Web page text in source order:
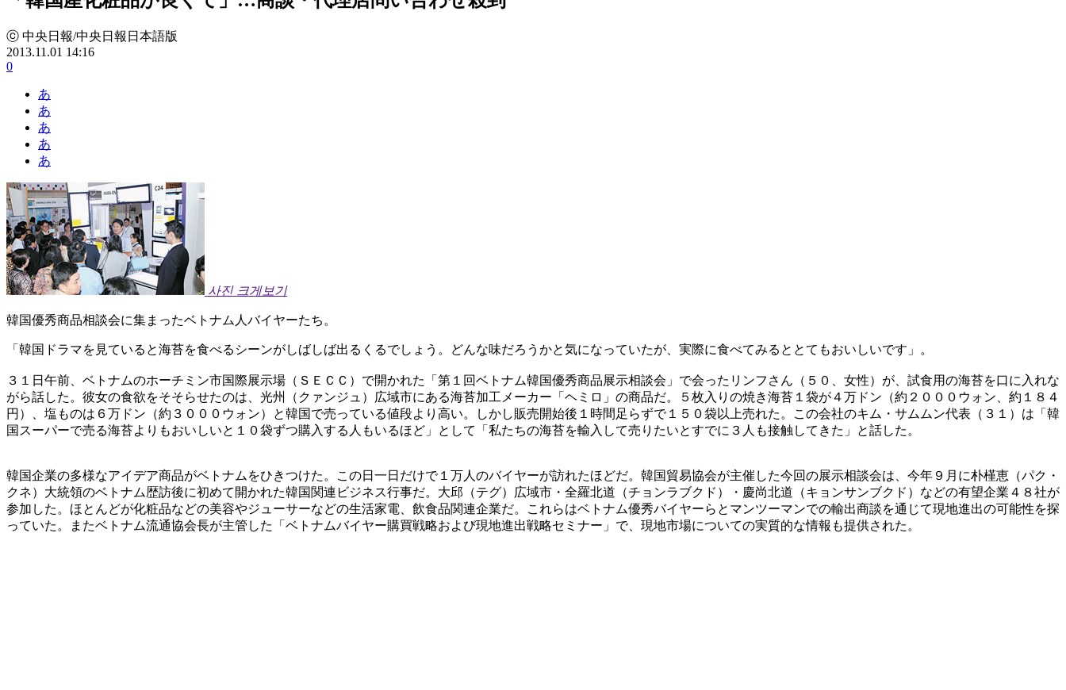
ⓒ 中央日報/中央日報日本語版
2013.11.01 14:16
0
あ
あ
あ
あ
あ
사진 크게보기
韓国優秀商品相談会に集まったベトナム人バイヤーたち。
「韓国ドラマを見ていると海苔を食べるシーンがしばしば出るくるでしょう。どんな味だろうかと気になっていたが、実際に食べてみるととてもおいしいです」。
３１日午前、ベトナムのホーチミン市国際展示場（ＳＥＣＣ）で開かれた「第１回ベトナム韓国優秀商品展示相談会」で会ったリンフさん（５０、女性）が、試食用の海苔を口に入れな
がら話した。彼女の食欲をそそらせたのは、光州（クァンジュ）広域市にある海苔加工メーカー「ヘミロ」の商品だ。５枚入りの焼き海苔１袋が４万ドン（約２０００ウォン、約１８４
円）、塩ものは６万ドン（約３０００ウォン）と韓国で売っている値段より高い。しかし販売開始後１時間足らずで１５０袋以上売れた。この会社のキム・サムムン代表（３１）は「韓
国スーパーで売る海苔よりもおいしいと１０袋ずつ購入する人もいるほど」として「私たちの海苔を輸入して売りたいとすでに３人も接触してきた」と話した。
韓国企業の多様なアイデア商品がベトナムをひきつけた。この日一日だけで１万人のバイヤーが訪れたほどだ。韓国貿易協会が主催した今回の展示相談会は、今年９月に朴槿恵（パク・
クネ）大統領のベトナム歴訪後に初めて開かれた韓国関連ビジネス行事だ。大邱（テグ）広域市・全羅北道（チョンラブクド）・慶尚北道（キョンサンブクド）などの有望企業４８社が
参加した。ほとんどが化粧品などの美容やジューサーなどの生活家電、飲食品関連企業だ。これらはベトナム優秀バイヤーらとマンツーマンでの輸出商談を通じて現地進出の可能性を探
っていた。またベトナム流通協会長が主管した「ベトナムバイヤー購買戦略および現地進出戦略セミナー」で、現地市場についての実質的な情報も提供された。